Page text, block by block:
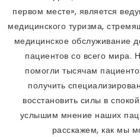
первом месте», является
медицинского туризма,
медицинское обслуживание
пациентов со всего мира.
помогли тысячам
получить
восстановить силы в
услышим мнение наших
расскажем, как мы